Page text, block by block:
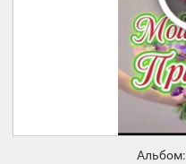
Альбом: